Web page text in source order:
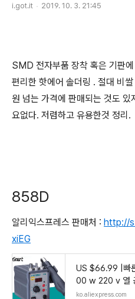
i.got.it 2019. 10. 3. 21:45
SMD 전자부품 장착 혹은 기판
편리한 핫에어 솔더링 . 절대 비
원 넘는 가격에 판매되는 것도
요없다. 저렴하고 유용한것 정리.
858D
알리익스프레스 판매처 : http://
xiEG
US $66.99 |빠
00 w 220 v 열
역 led 디지털 디
ko.aliexpress.com